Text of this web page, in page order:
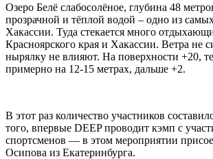
Озеро Белё слабосолёное, глубина 48
прозрачной и тёплой водой – одно из
Хакассии. Туда стекается много
Красноярского края и Хакассии. Ветра не
нырялку не влияют. На поверхности +20,
примерно на 12-15 метрах, дальше +2.
В этот раз количество участников
того, впервые DEEP проводит кэмп с
спортсменов — в этом мероприятии
Осипова из Екатеринбурга.